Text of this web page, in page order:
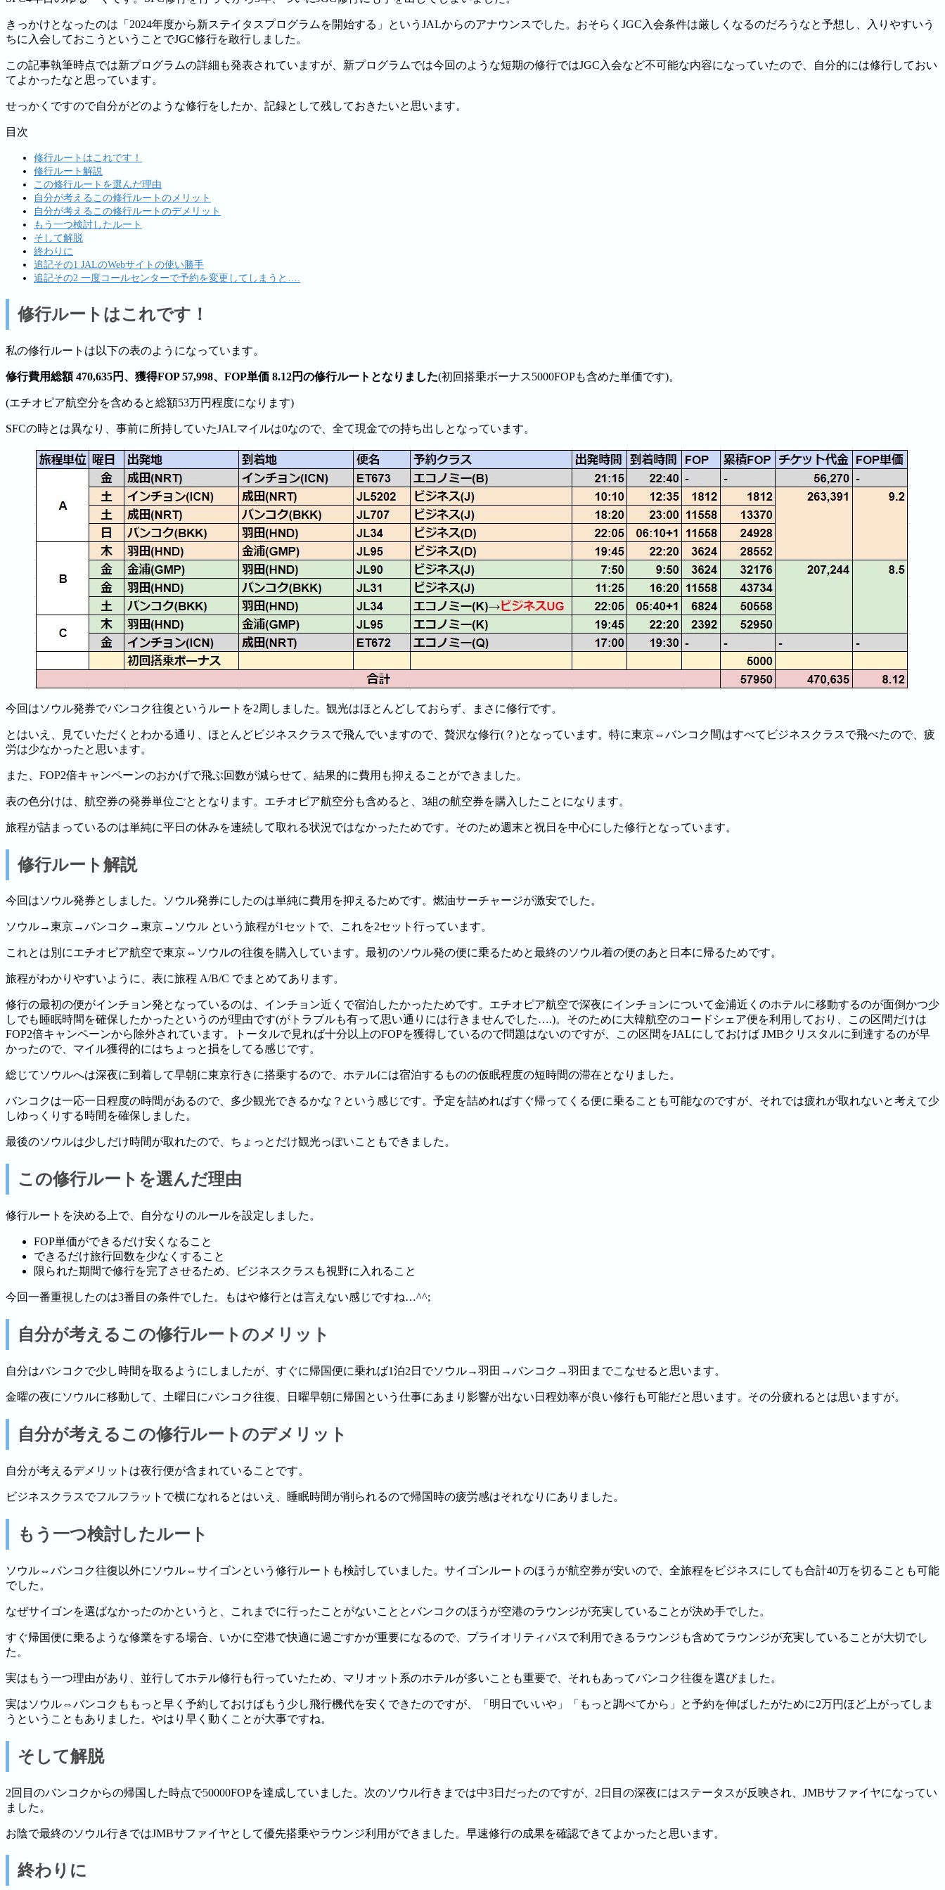
きっかけとなったのは「2024年度から新ステイタスプログラムを開始する」というJALからのアナウンスでした。おそらくJGC入会条件は厳しくなるのだろうなと予想し、入りやすいう
ちに入会しておこうということでJGC修行を敢行しました。
この記事執筆時点では新プログラムの詳細も発表されていますが、新プログラムでは今回のような短期の修行ではJGC入会など不可能な内容になっていたので、自分的には修行しておい
てよかったなと思っています。
せっかくですので自分がどのような修行をしたか、記録として残しておきたいと思います。
目次
修行ルートはこれです！
修行ルート解説
この修行ルートを選んだ理由
自分が考えるこの修行ルートのメリット
自分が考えるこの修行ルートのデメリット
もう一つ検討したルート
そして解脱
終わりに
追記その1 JALのWebサイトの使い勝手
追記その2 一度コールセンターで予約を変更してしまうと….
修行ルートはこれです！
私の修行ルートは以下の表のようになっています。
修行費用総額 470,635円、獲得FOP 57,998、FOP単価 8.12円の修行ルートとなりました(初回搭乗ボーナス5000FOPも含めた単価です)。
(エチオピア航空分を含めると総額53万円程度になります)
SFCの時とは異なり、事前に所持していたJALマイルは0なので、全て現金での持ち出しとなっています。
今回はソウル発券でバンコク往復というルートを2周しました。観光はほとんどしておらず、まさに修行です。
とはいえ、見ていただくとわかる通り、ほとんどビジネスクラスで飛んでいますので、贅沢な修行(？)となっています。特に東京⇔バンコク間はすべてビジネスクラスで飛べたので、疲
労は少なかったと思います。
また、FOP2倍キャンペーンのおかげで飛ぶ回数が減らせて、結果的に費用も抑えることができました。
表の色分けは、航空券の発券単位ごととなります。エチオピア航空分も含めると、3組の航空券を購入したことになります。
旅程が詰まっているのは単純に平日の休みを連続して取れる状況ではなかったためです。そのため週末と祝日を中心にした修行となっています。
修行ルート解説
今回はソウル発券としました。ソウル発券にしたのは単純に費用を抑えるためです。燃油サーチャージが激安でした。
ソウル→東京→バンコク→東京→ソウル という旅程が1セットで、これを2セット行っています。
これとは別にエチオピア航空で東京⇔ソウルの往復を購入しています。最初のソウル発の便に乗るためと最終のソウル着の便のあと日本に帰るためです。
旅程がわかりやすいように、表に旅程 A/B/C でまとめてあります。
修行の最初の便がインチョン発となっているのは、インチョン近くで宿泊したかったためです。エチオピア航空で深夜にインチョンについて金浦近くのホテルに移動するのが面倒かつ少
しでも睡眠時間を確保したかったというのが理由です(がトラブルも有って思い通りには行きませんでした….)。そのために大韓航空のコードシェア便を利用しており、この区間だけは
FOP2倍キャンペーンから除外されています。トータルで見れば十分以上のFOPを獲得しているので問題はないのですが、この区間をJALにしておけば JMBクリスタルに到達するのが早
かったので、マイル獲得的にはちょっと損をしてる感じです。
総じてソウルへは深夜に到着して早朝に東京行きに搭乗するので、ホテルには宿泊するものの仮眠程度の短時間の滞在となりました。
バンコクは一応一日程度の時間があるので、多少観光できるかな？という感じです。予定を詰めればすぐ帰ってくる便に乗ることも可能なのですが、それでは疲れが取れないと考えて少
しゆっくりする時間を確保しました。
最後のソウルは少しだけ時間が取れたので、ちょっとだけ観光っぽいこともできました。
この修行ルートを選んだ理由
修行ルートを決める上で、自分なりのルールを設定しました。
FOP単価ができるだけ安くなること
できるだけ旅行回数を少なくすること
限られた期間で修行を完了させるため、ビジネスクラスも視野に入れること
今回一番重視したのは3番目の条件でした。もはや修行とは言えない感じですね…^^;
自分が考えるこの修行ルートのメリット
自分はバンコクで少し時間を取るようにしましたが、すぐに帰国便に乗れば1泊2日でソウル→羽田→バンコク→羽田までこなせると思います。
金曜の夜にソウルに移動して、土曜日にバンコク往復、日曜早朝に帰国という仕事にあまり影響が出ない日程効率が良い修行も可能だと思います。その分疲れるとは思いますが。
自分が考えるこの修行ルートのデメリット
自分が考えるデメリットは夜行便が含まれていることです。
ビジネスクラスでフルフラットで横になれるとはいえ、睡眠時間が削られるので帰国時の疲労感はそれなりにありました。
もう一つ検討したルート
ソウル⇔バンコク往復以外にソウル⇔サイゴンという修行ルートも検討していました。サイゴンルートのほうが航空券が安いので、全旅程をビジネスにしても合計40万を切ることも可能
でした。
なぜサイゴンを選ばなかったのかというと、これまでに行ったことがないこととバンコクのほうが空港のラウンジが充実していることが決め手でした。
すぐ帰国便に乗るような修業をする場合、いかに空港で快適に過ごすかが重要になるので、プライオリティパスで利用できるラウンジも含めてラウンジが充実していることが大切でし
た。
実はもう一つ理由があり、並行してホテル修行も行っていたため、マリオット系のホテルが多いことも重要で、それもあってバンコク往復を選びました。
実はソウル⇔バンコクももっと早く予約しておけばもう少し飛行機代を安くできたのですが、「明日でいいや」「もっと調べてから」と予約を伸ばしたがために2万円ほど上がってしま
うということもありました。やはり早く動くことが大事ですね。
そして解脱
2回目のバンコクからの帰国した時点で50000FOPを達成していました。次のソウル行きまでは中3日だったのですが、2日目の深夜にはステータスが反映され、JMBサファイヤになってい
ました。
お陰で最終のソウル行きではJMBサファイヤとして優先搭乗やラウンジ利用ができました。早速修行の成果を確認できてよかったと思います。
終わりに